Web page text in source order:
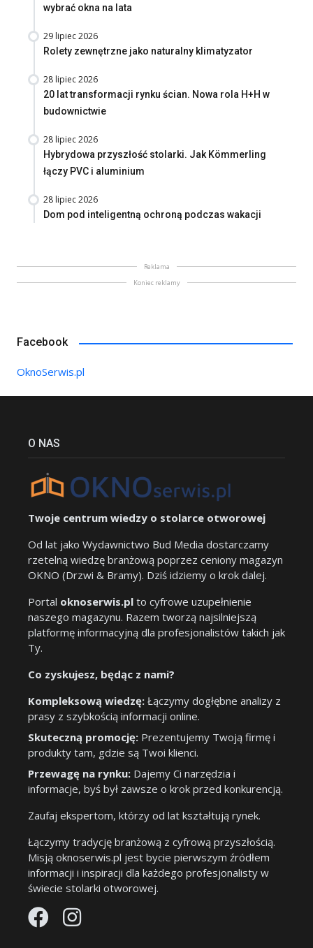
wybrać okna na lata
29 lipiec 2026
Rolety zewnętrzne jako naturalny klimatyzator
28 lipiec 2026
20 lat transformacji rynku ścian. Nowa rola H+H w
budownictwie
28 lipiec 2026
Hybrydowa przyszłość stolarki. Jak Kömmerling
łączy PVC i aluminium
28 lipiec 2026
Dom pod inteligentną ochroną podczas wakacji
Reklama
Koniec reklamy
Facebook
OknoSerwis.pl
O NAS
Twoje centrum wiedzy o stolarce otworowej
Od lat jako Wydawnictwo Bud Media dostarczamy
rzetelną wiedzę branżową poprzez ceniony magazyn
OKNO (Drzwi & Bramy). Dziś idziemy o krok dalej.
Portal oknoserwis.pl to cyfrowe uzupełnienie
naszego magazynu. Razem tworzą najsilniejszą
platformę informacyjną dla profesjonalistów takich jak
Ty.
Co zyskujesz, będąc z nami?
Kompleksową wiedzę: Łączymy dogłębne analizy z
prasy z szybkością informacji online.
Skuteczną promocję: Prezentujemy Twoją firmę i
produkty tam, gdzie są Twoi klienci.
Przewagę na rynku: Dajemy Ci narzędzia i
informacje, byś był zawsze o krok przed konkurencją.
Zaufaj ekspertom, którzy od lat kształtują rynek.
Łączymy tradycję branżową z cyfrową przyszłością.
Misją oknoserwis.pl jest bycie pierwszym źródłem
informacji i inspiracji dla każdego profesjonalisty w
świecie stolarki otworowej.